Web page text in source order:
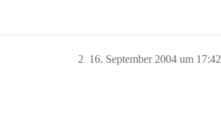
16. September 2004 um 17:42
2